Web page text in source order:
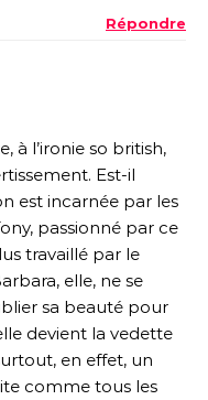
Répondre
à l’ironie so british,
Est-il
est incarnée par les
passionné par ce
travaillé par le
elle, ne se
sa beauté pour
devient la vedette
en effet, un
comme tous les